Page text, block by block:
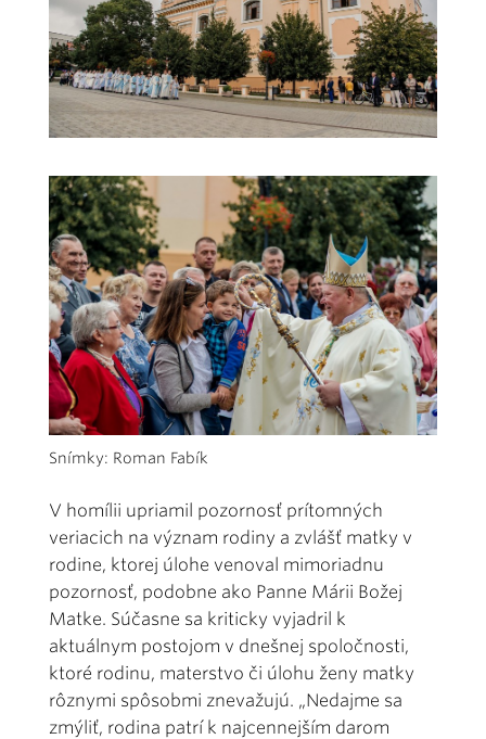
Snímky: Roman Fabík
V homílii upriamil pozornosť prítomných
veriacich na význam rodiny a zvlášť matky v
rodine, ktorej úlohe venoval mimoriadnu
pozornosť, podobne ako Panne Márii Božej
Matke. Súčasne sa kriticky vyjadril k
aktuálnym postojom v dnešnej spoločnosti,
ktoré rodinu, materstvo či úlohu ženy matky
rôznymi spôsobmi znevažujú. „Nedajme sa
zmýliť, rodina patrí k najcennejším darom